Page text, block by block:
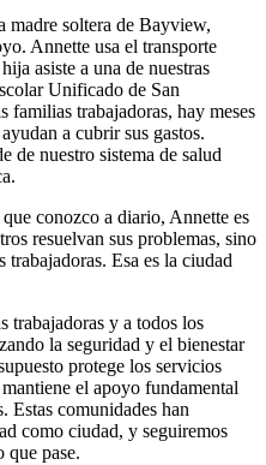
madre soltera de Bayview,
Annette usa el transporte
asiste a una de nuestras
Unificado de San
trabajadoras, hay meses
a cubrir sus gastos.
de nuestro sistema de salud
conozco a diario, Annette es
resuelvan sus problemas, sino
Esa es la ciudad
trabajadoras y a todos los
la seguridad y el bienestar
protege los servicios
el apoyo fundamental
Estas comunidades han
como ciudad, y seguiremos
que pase.